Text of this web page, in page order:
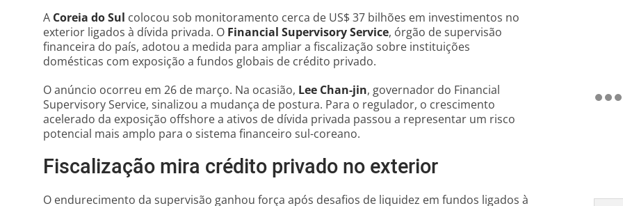
A Coreia do Sul colocou sob monitoramento cerca de US$ 37 bilhões em investimentos no
exterior ligados à dívida privada. O Financial Supervisory Service, órgão de supervisão
financeira do país, adotou a medida para ampliar a fiscalização sobre instituições
domésticas com exposição a fundos globais de crédito privado.
O anúncio ocorreu em 26 de março. Na ocasião, Lee Chan-jin, governador do Financial
Supervisory Service, sinalizou a mudança de postura. Para o regulador, o crescimento
acelerado da exposição offshore a ativos de dívida privada passou a representar um risco
potencial mais amplo para o sistema financeiro sul-coreano.
Fiscalização mira crédito privado no exterior
O endurecimento da supervisão ganhou força após desafios de liquidez em fundos ligados à